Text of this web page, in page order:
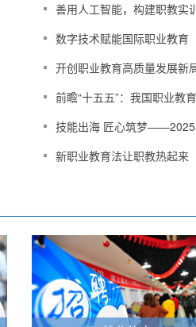
善用人工智能，构建职教实
数字技术赋能国际职业教育
开创职业教育高质量发展新
前瞻“十五五”：我国职业教
技能出海 匠心筑梦——2025
新职业教育法让职教热起来